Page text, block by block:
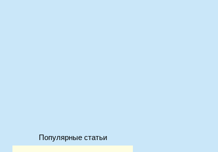
Популярные статьи